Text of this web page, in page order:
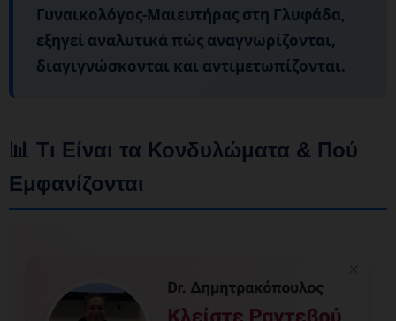
Γυναικολόγος-Μαιευτήρας στη Γλυφάδα,
εξηγεί αναλυτικά πώς αναγνωρίζονται,
διαγιγνώσκονται και αντιμετωπίζονται.
📊 Τι Είναι τα Κονδυλώματα & Πού
Εμφανίζονται